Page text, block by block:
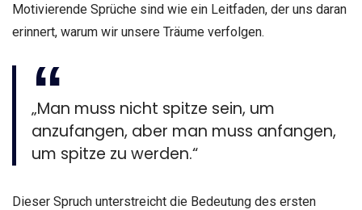
Motivierende Sprüche sind wie ein Leitfaden, der uns daran
erinnert, warum wir unsere Träume verfolgen.
„Man muss nicht spitze sein, um
anzufangen, aber man muss anfangen,
um spitze zu werden.“
Dieser Spruch unterstreicht die Bedeutung des ersten